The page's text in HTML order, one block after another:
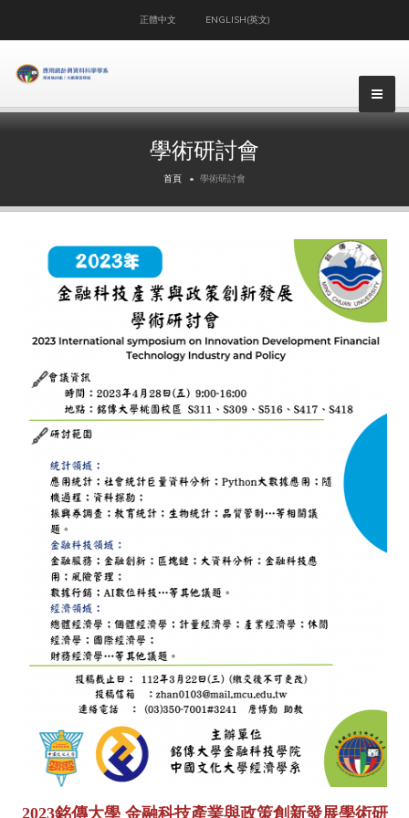
正體中文 ENGLISH(英文)
▼
▼
▼
學術研討會
首頁 學術研討會
2023銘傳大學 金融科技產業與政策創新發展學術研